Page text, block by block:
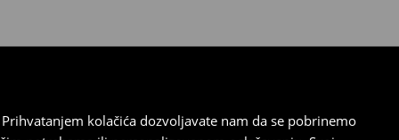
kolačića dozvoljavate nam da se pobrinemo